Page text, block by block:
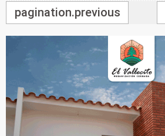
pagination.previous